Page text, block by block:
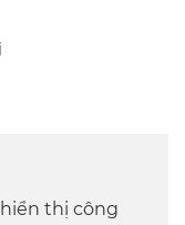
thị công